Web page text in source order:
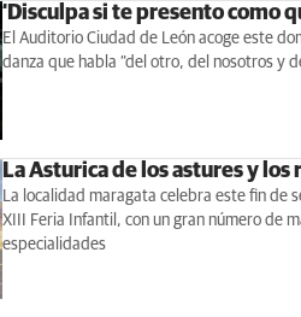
‘Disculpa si te presento como
El Auditorio Ciudad de León acoge este
danza que habla “del otro, del nosotros y
La Asturica de los astures y
La localidad maragata celebra este fin de
XIII Feria Infantil, con un gran número de
especialidades